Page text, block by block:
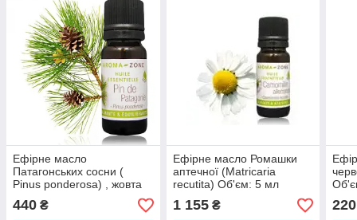
Ефірне масло
Патагонських сосни (
Pinus ponderosa) , жовта
сосна Об'єм: 5 мл
440 ₴
Ефірне масло Ромашки
аптечної (Matricaria
recutita) Об'єм: 5 мл
1 155₴ 220